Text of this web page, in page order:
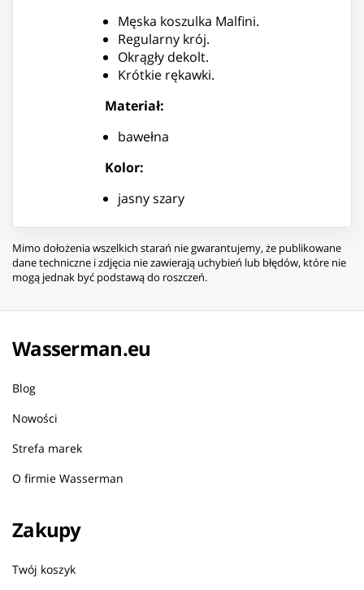
Męska koszulka Malfini.
Regularny krój.
Okrągły dekolt.
Krótkie rękawki.
Materiał:
bawełna
Kolor:
jasny szary
Mimo dołożenia wszelkich starań nie gwarantujemy, że publikowane
dane techniczne i zdjęcia nie zawierają uchybień lub błędów, które nie
mogą jednak być podstawą do roszczeń.
Wasserman.eu
Blog
Nowości
Strefa marek
O firmie Wasserman
Zakupy
Twój koszyk